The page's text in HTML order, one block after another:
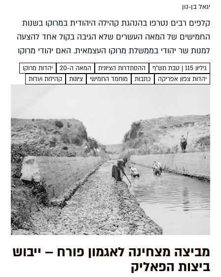
יגאל בן-נון
קלפים רבים נטרפו בהנהגת קהילה היהודית במרוקו בשנות
החמישים של המאה העשרים שלא הגיבה בקול אחד להצעה
למנות שר יהודי בממשלת מרוקו העצמאית. האם יהודי מרוקו
רוצים להיטמע בחברה המרוקנית, לשמר את המעמד שהיה
להם...
גיליון 115 | טבת תש”ף ההסתדרות הציונית המאה ה-20
יהדות מרוקו
יהדות צפון אפריקה
כתבות מוחמד החמישי ציונות קהילות ועֵדות
מביצה מצחינה לאגמון פורח – ייבוש
ביצות הפאליק